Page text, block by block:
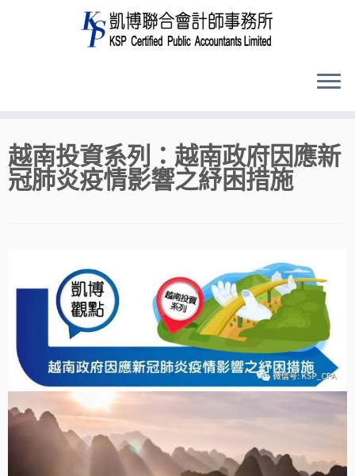
to
content
越南投資系列：越南政府因應新
冠肺炎疫情影響之紓困措施